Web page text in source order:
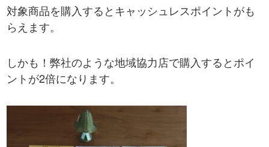
対象商品を購入するとキャッシュレスポイントがも
らえます。
しかも！弊社のような地域協力店で購入するとポイ
ントが2倍になります。